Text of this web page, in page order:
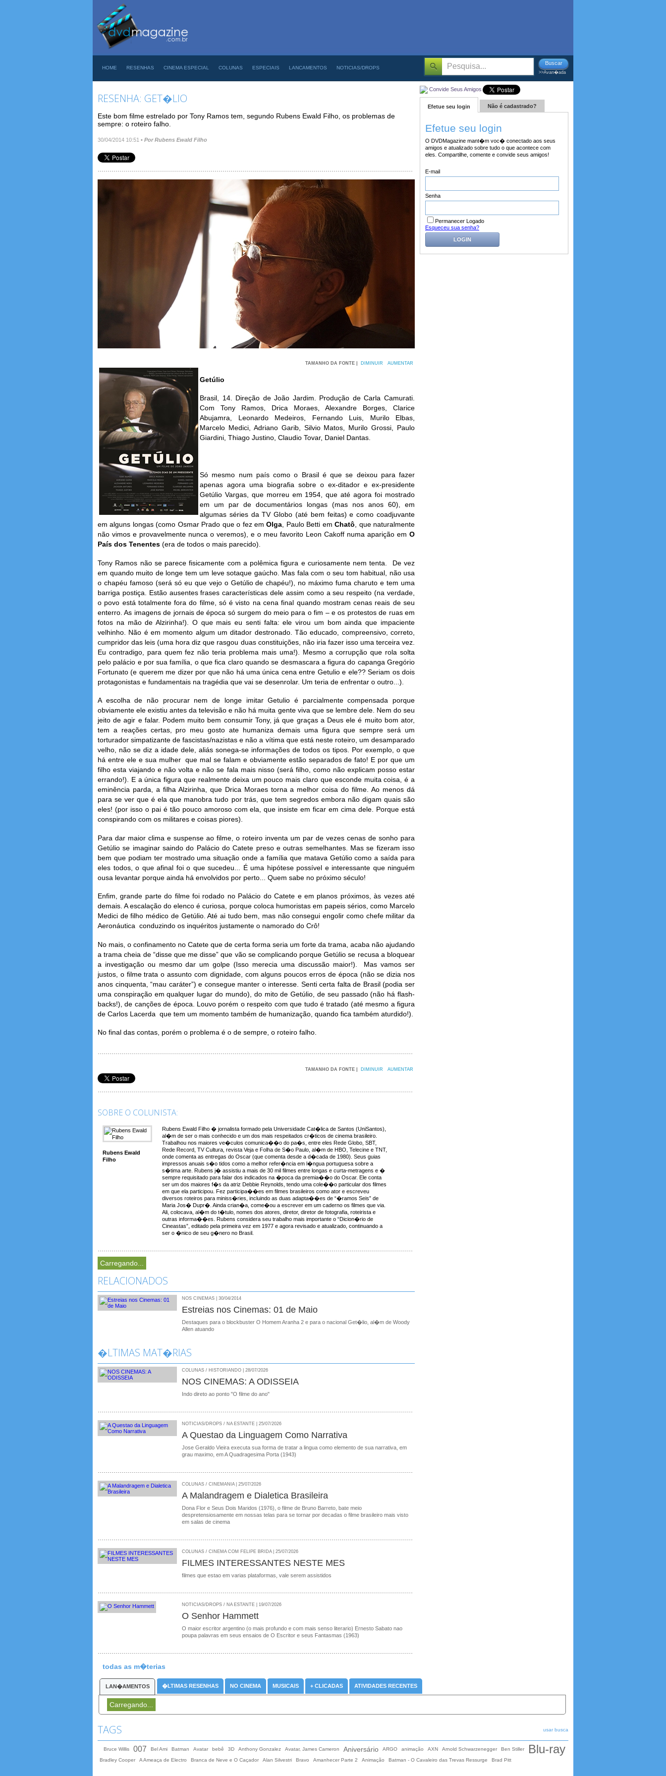
HOME RESENHAS CINEMA ESPECIAL COLUNAS ESPECIAIS LANCAMENTOS NOTICIAS/DROPS
Buscar
>>Avan�ada
RESENHA: GET�LIO
Este bom filme estrelado por Tony Ramos tem, segundo Rubens Ewald Filho, os problemas de
sempre: o roteiro falho.
30/04/2014 10:51 • Por Rubens Ewald Filho
TAMANHO DA FONTE | DIMINUIR AUMENTAR
Getúlio
Brasil, 14. Direção de João Jardim. Produção de Carla Camurati.
Com Tony Ramos, Drica Moraes, Alexandre Borges, Clarice
Abujamra, Leonardo Medeiros, Fernando Luis, Murilo Elbas,
Marcelo Medici, Adriano Garib, Silvio Matos, Murilo Grossi, Paulo
Giardini, Thiago Justino, Claudio Tovar, Daniel Dantas.
Só mesmo num país como o Brasil é que se deixou para fazer
apenas agora uma biografia sobre o ex-ditador e ex-presidente
Getúlio Vargas, que morreu em 1954, que até agora foi mostrado
em um par de documentários longas (mas nos anos 60), em
algumas séries da TV Globo (até bem feitas) e como coadjuvante
em alguns longas (como Osmar Prado que o fez emOlga, Paulo Betti emChatô, que naturalmente
não vimos e provavelmente nunca o veremos), e o meu favorito Leon Cakoff numa aparição em O
País dos Tenentes (era de todos o mais parecido).
Tony Ramos não se parece fisicamente com a polêmica figura e curiosamente nem tenta. De vez
em quando muito de longe tem um leve sotaque gaúcho. Mas fala com o seu tom habitual, não usa
o chapéu famoso (será só eu que vejo o Getúlio de chapéu!), no máximo fuma charuto e tem uma
barriga postiça. Estão ausentes frases características dele assim como a seu respeito (na verdade,
o povo está totalmente fora do filme, só é visto na cena final quando mostram cenas reais de seu
enterro. As imagens de jornais de época só surgem do meio para o fim – e os protestos de ruas em
fotos na mão de Alzirinha!). O que mais eu senti falta: ele virou um bom ainda que impaciente
velhinho. Não é em momento algum um ditador destronado. Tão educado, compreensivo, correto,
cumpridor das leis (uma hora diz que rasgou duas constituições, não iria fazer isso uma terceira vez.
Eu contradigo, para quem fez não teria problema mais uma!). Mesmo a corrupção que rola solta
pelo palácio e por sua família, o que fica claro quando se desmascara a figura do capanga Gregório
Fortunato (e querem me dizer por que não há uma única cena entre Getulio e ele?? Seriam os dois
protagonistas e fundamentais na tragédia que vai se desenrolar. Um teria de enfrentar o outro...).
A escolha de não procurar nem de longe imitar Getulio é parcialmente compensada porque
obviamente ele existiu antes da televisão e não há muita gente viva que se lembre dele. Nem do seu
jeito de agir e falar. Podem muito bem consumir Tony, já que graças a Deus ele é muito bom ator,
tem a reações certas, pro meu gosto ate humaniza demais uma figura que sempre será um
torturador simpatizante de fascistas/nazistas e não a vítima que está neste roteiro, um desamparado
velho, não se diz a idade dele, aliás sonega-se informações de todos os tipos. Por exemplo, o que
há entre ele e sua mulher que mal se falam e obviamente estão separados de fato! E por que um
filho esta viajando e não volta e não se fala mais nisso (será filho, como não explicam posso estar
errando!). E a única figura que realmente deixa um pouco mais claro que esconde muita coisa, é a
eminência parda, a filha Alzirinha, que Drica Moraes torna a melhor coisa do filme. Ao menos dá
para se ver que é ela que manobra tudo por trás, que tem segredos embora não digam quais são
eles! (por isso o pai é tão pouco amoroso com ela, que insiste em ficar em cima dele. Porque está
conspirando com os militares e coisas piores).
Para dar maior clima e suspense ao filme, o roteiro inventa um par de vezes cenas de sonho para
Getúlio se imaginar saindo do Palácio do Catete preso e outras semelhantes. Mas se fizeram isso
bem que podiam ter mostrado uma situação onde a família que matava Getúlio como a saída para
eles todos, o que afinal foi o que sucedeu... É uma hipótese possível e interessante que ninguém
ousa levantar porque ainda há envolvidos por perto... Quem sabe no próximo século!
Enfim, grande parte do filme foi rodado no Palácio do Catete e em planos próximos, às vezes até
demais. A escalação do elenco é curiosa, porque coloca humoristas em papeis sérios, como Marcelo
Medici de filho médico de Getúlio. Até ai tudo bem, mas não consegui engolir como chefe militar da
Aeronáutica conduzindo os inquéritos justamente o namorado do Crô!
No mais, o confinamento no Catete que de certa forma seria um forte da trama, acaba não ajudando
a trama cheia de “disse que me disse” que vão se complicando porque Getúlio se recusa a bloquear
a investigação ou mesmo dar um golpe (Isso merecia uma discussão maior!). Mas vamos ser
justos, o filme trata o assunto com dignidade, com alguns poucos erros de época (não se dizia nos
anos cinquenta, “mau caráter”) e consegue manter o interesse. Senti certa falta de Brasil (podia ser
uma conspiração em qualquer lugar do mundo), do mito de Getúlio, de seu passado (não há flash-
backs!), de canções de época. Louvo porém o respeito com que tudo é tratado (até mesmo a figura
de Carlos Lacerda que tem um momento também de humanização, quando fica também aturdido!).
No final das contas, porém o problema é o de sempre, o roteiro falho.
TAMANHO DA FONTE | DIMINUIR AUMENTAR
SOBRE O COLUNISTA:
Rubens Ewald
Filho
Rubens Ewald Filho � jornalista formado pela Universidade Cat�lica de Santos (UniSantos),
al�m de ser o mais conhecido e um dos mais respeitados cr�ticos de cinema brasileiro.
Trabalhou nos maiores ve�culos comunica��o do pa�s, entre eles Rede Globo, SBT,
Rede Record, TV Cultura, revista Veja e Folha de S�o Paulo, al�m de HBO, Telecine e TNT,
onde comenta as entregas do Oscar (que comenta desde a d�cada de 1980). Seus guias
impressos anuais s�o tidos como a melhor refer�ncia em l�ngua portuguesa sobre a
s�tima arte. Rubens j� assistiu a mais de 30 mil filmes entre longas e curta-metragens e �
sempre requisitado para falar dos indicados na �poca da premia��o do Oscar. Ele conta
ser um dos maiores f�s da atriz Debbie Reynolds, tendo uma cole��o particular dos filmes
em que ela participou. Fez participa��es em filmes brasileiros como ator e escreveu
diversos roteiros para miniss�ries, incluindo as duas adapta��es de “�ramos Seis” de
Maria Jos� Dupr�. Ainda crian�a, come�ou a escrever em um caderno os filmes que via.
Ali, colocava, al�m do t�tulo, nomes dos atores, diretor, diretor de fotografia, roteirista e
outras informa��es. Rubens considera seu trabalho mais importante o “Dicion�rio de
Cineastas”, editado pela primeira vez em 1977 e agora revisado e atualizado, continuando a
ser o �nico de seu g�nero no Brasil.
Carregando...
RELACIONADOS
NOS CINEMAS | 30/04/2014
Estreias nos Cinemas: 01 de Maio
Destaques para o blockbuster O Homem Aranha 2 e para o nacional Get�lio, al�m de Woody
Allen atuando
�LTIMAS MAT�RIAS
COLUNAS / HISTORIANDO | 28/07/2026
NOS CINEMAS: A ODISSEIA
Indo direto ao ponto "O filme do ano"
NOTICIAS/DROPS / NA ESTANTE | 25/07/2026
A Questao da Linguagem Como Narrativa
Jose Geraldo Vieira executa sua forma de tratar a lingua como elemento de sua narrativa, em
grau maximo, em A Quadragesima Porta (1943)
COLUNAS / CINEMANIA | 25/07/2026
A Malandragem e Dialetica Brasileira
Dona Flor e Seus Dois Maridos (1976), o filme de Bruno Barreto, bate meio
despretensiosamente em nossas telas para se tornar por decadas o filme brasileiro mais visto
em salas de cinema
COLUNAS / CINEMA COM FELIPE BRIDA | 25/07/2026
FILMES INTERESSANTES NESTE MES
filmes que estao em varias plataformas, vale serem assistidos
NOTICIAS/DROPS / NA ESTANTE | 19/07/2026
O Senhor Hammett
O maior escritor argentino (o mais profundo e com mais senso literario) Ernesto Sabato nao
poupa palavras em seus ensaios de O Escritor e seus Fantasmas (1963)
todas as m�terias
Convide Seus Amigos
Efetue seu login Não é cadastrado?
Efetue seu login
O DVDMagazine mant�m voc� conectado aos seus
amigos e atualizado sobre tudo o que acontece com
eles. Compartilhe, comente e convide seus amigos!
E-mail
Senha
Permanecer Logado
Esqueceu sua senha?
LOGIN
LAN�AMENTOS �LTIMAS RESENHAS NO CINEMA MUSICAIS + CLICADAS ATIVIDADES RECENTES
Carregando...
TAGS usar busca
Bruce Willis 007 Bel Ami Batman Avatar bebê 3D Anthony Gonzalez Avatar, James Cameron Aniversário ARGO animação AXN Arnold Schwarzenegger Ben Stiller Blu-ray
Bradley Cooper A Ameaça de Electro Branca de Neve e O Caçador Alan Silvestri Bravo Amanhecer Parte 2 Animação Batman - O Cavaleiro das Trevas Ressurge Brad Pitt